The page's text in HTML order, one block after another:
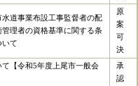
水道事業布設工事監督者の配
理者の資格基準に関する条
いて
原
案
可
決
【令和5年度上尾市一般会
承
認